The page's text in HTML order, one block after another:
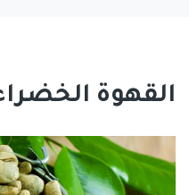
القهوة